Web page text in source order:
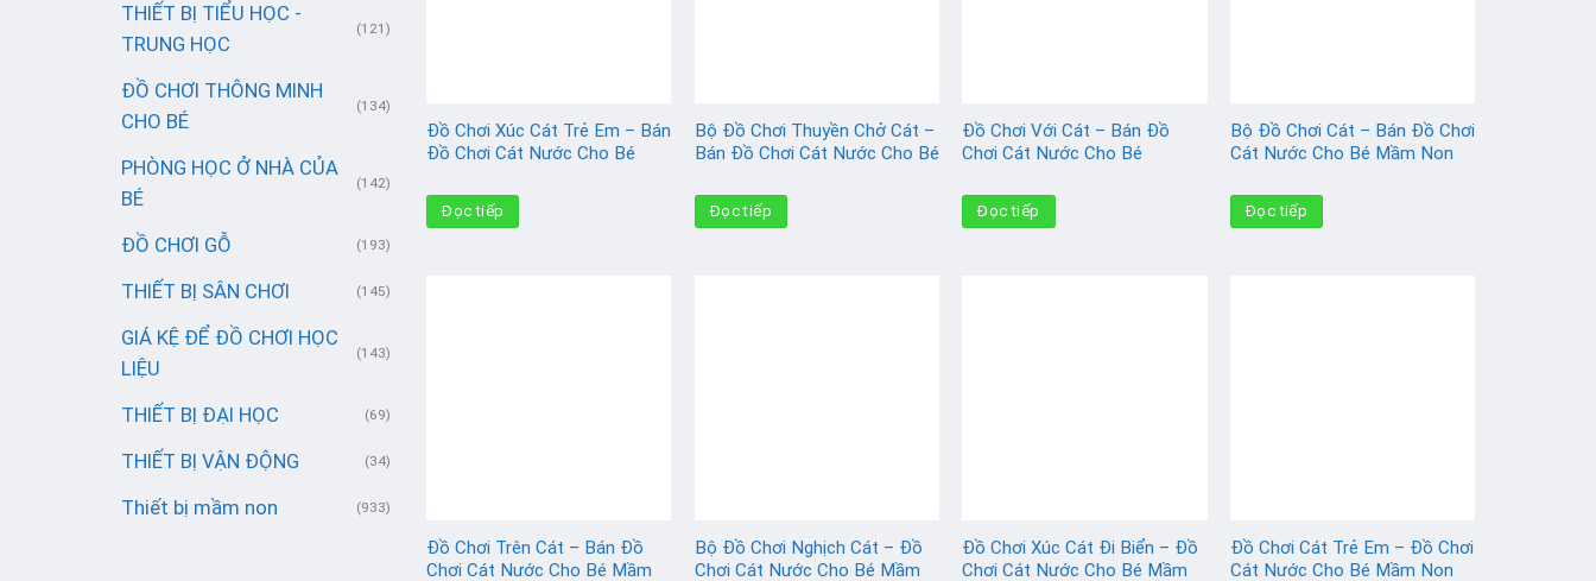
THIẾT BỊ TIỂU HỌC -
TRUNG HỌC
(121)
ĐỒ CHƠI THÔNG MINH
CHO BÉ
(134)
PHÒNG HỌC Ở NHÀ CỦA
BÉ
(142)
ĐỒ CHƠI GỖ (193)
THIẾT BỊ SÂN CHƠI (145)
GIÁ KỆ ĐỂ ĐỒ CHƠI HỌC
LIỆU
(143)
THIẾT BỊ ĐẠI HỌC (69)
THIẾT BỊ VẬN ĐỘNG (34)
Thiết bị mầm non (933)
Đồ Chơi Xúc Cát Trẻ Em – Bán
Đồ Chơi Cát Nước Cho Bé
Đọc tiếp
Bộ Đồ Chơi Thuyền Chở Cát –
Bán Đồ Chơi Cát Nước Cho Bé
Đọc tiếp
Đồ Chơi Với Cát – Bán Đồ
Chơi Cát Nước Cho Bé
Đọc tiếp
Bộ Đồ Chơi Cát – Bán Đồ Chơi
Cát Nước Cho Bé Mầm Non
Đọc tiếp
Đồ Chơi Trên Cát – Bán Đồ
Chơi Cát Nước Cho Bé Mầm
Bộ Đồ Chơi Nghịch Cát – Đồ
Chơi Cát Nước Cho Bé Mầm
Đồ Chơi Xúc Cát Đi Biển – Đồ
Chơi Cát Nước Cho Bé Mầm
Đồ Chơi Cát Trẻ Em – Đồ Chơi
Cát Nước Cho Bé Mầm Non